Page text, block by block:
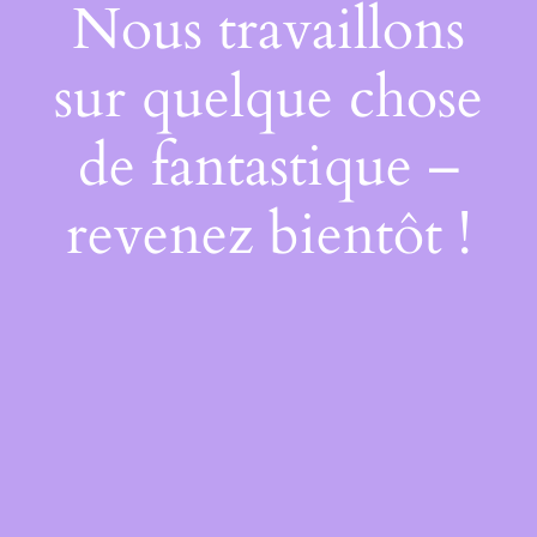
Nous travaillons
sur quelque chose
de fantastique –
revenez bientôt !